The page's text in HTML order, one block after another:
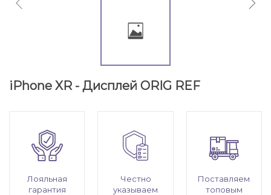
iPhone XR - Дисплей ORIG REF
Лояльная
гарантия
Честно
указываем
Поставляем
топовым